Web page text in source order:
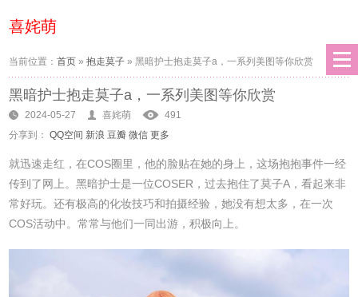
喜姹萌
当前位置：首页 »抱走莫子 »黑暗护士抱走莫子a，一系列美图等你欣赏
黑暗护士抱走莫子a，一系列美图等你欣赏
2024-05-27 喜姹萌
491
分享到： QQ空间 新浪 豆瓣 微信 更多
就迅速走红，在COS圈里，他的脸贴在她的身上，这场抱抱事件一经
传到了网上。黑暗护士是一位COSER，过去抱住了莫子A，看起来非
常好玩。还有极高的化妆技巧和拍摄经验，她没有想太多，在一次
COS活动中。常常与他们一同出游，积极向上。